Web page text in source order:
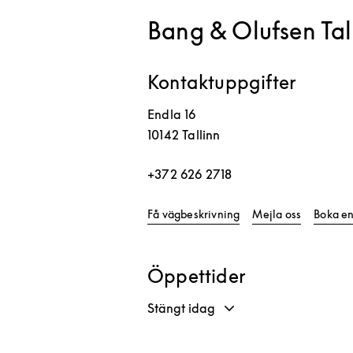
Bang & Olufsen
Kontaktuppgifter
Endla 16
10142 Tallinn
+372 626 2718
Få vägbeskrivningLink Opens in New Tab
Mejla oss Boka
Öppettider
Stängt idag